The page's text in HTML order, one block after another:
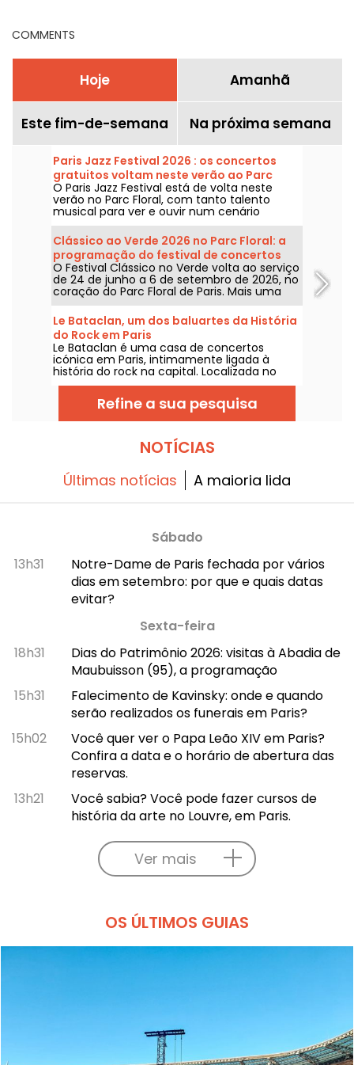
COMMENTS
Hoje Amanhã
Este fim-de-semana Na próxima semana
Paris Jazz Festival 2026 : os concertos
gratuitos voltam neste verão ao Parc
Floral, a programação
O Paris Jazz Festival está de volta neste
verão no Parc Floral, com tanto talento
musical para ver e ouvir num cenário
bucolico. Aqui está a programação dos
concertos gratuitos para descobrir de 24 de
junho a 6 de setembro de 2026!
Clássico ao Verde 2026 no Parc Floral: a
programação do festival de concertos
gratuitos
O Festival Clássico no Verde volta ao serviço
de 24 de junho a 6 de setembro de 2026, no
coração do Parc Floral de Paris. Mais uma
vez, Classique au Vert convida os
melómanos e os leigos a entrarem no ritmo
certo e a aproveitarem bons momentos ao
lado de artistas consagrados e em
ascensão.
Le Bataclan, um dos baluartes da História
do Rock em Paris
Le Bataclan é uma casa de concertos
icónica em Paris, intimamente ligada à
história do rock na capital. Localizada no
muito animado 11.º arrondissement,
continua a ser um marco da cena
parisiense.Refine a sua pesquisa
NOTÍCIAS
Últimas notícias A maioria lida
Sábado
13h31
Notre-Dame de Paris fechada por vários
dias em setembro: por que e quais datas
evitar?
Sexta-feira
18h31
Dias do Patrimônio 2026: visitas à Abadia de
Maubuisson (95), a programação
15h31
Falecimento de Kavinsky: onde e quando
serão realizados os funerais em Paris?
15h02
Você quer ver o Papa Leão XIV em Paris?
Confira a data e o horário de abertura das
reservas.
13h21
Você sabia? Você pode fazer cursos de
história da arte no Louvre, em Paris.
Ver mais
OS ÚLTIMOS GUIAS